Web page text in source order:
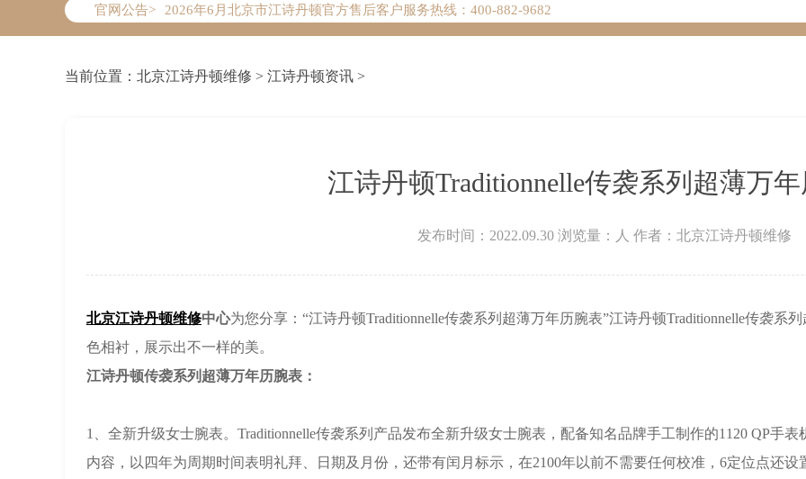
官网公告>
2026年6月江诗丹顿售后服务中心最新网点地址：
北京市东城区东长安街1号东方广场写字楼W3座6层602室（需提前预约）
北京市朝阳区建国门外大街甲6号华熙国际中心写字楼D座11层1102室（需提前预约）
当前位置： 北京江诗丹顿维修 > 江诗丹顿资讯 >
江诗丹顿Traditionnelle传袭系列超薄万
发布时间：2022.09.30 浏览量： 人 作者：北京江诗丹顿维修
北京江诗丹顿维修中心为您分享：“江诗丹顿Traditionnelle传袭系列超薄万年历腕表”江诗丹顿Traditionnelle传袭系
色相衬，展示出不一样的美。
江诗丹顿传袭系列超薄万年历腕表：
1、全新升级女士腕表。Traditionnelle传袭系列产品发布全新升级女士腕表，配备知名品牌手工制作的1120 QP手
内容，以四年为周期时间表明礼拜、日期及月份，还带有闰月标示，在2100年以前不需要任何校准，6定位点还设